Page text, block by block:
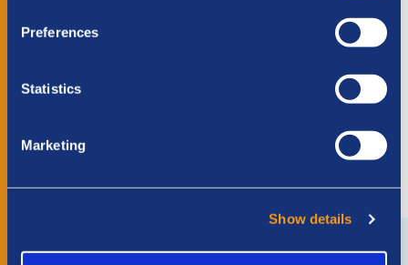
Preferences
Statistics
Marketing
Show details